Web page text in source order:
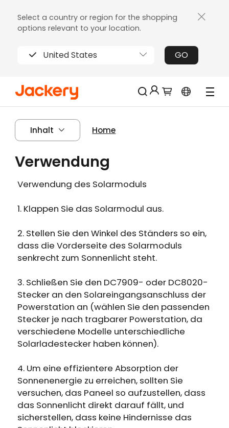
Select a country or region for the shopping
options relevant to your location.
United States GO
Limitierter!
Läuft auf Hochtouren!
Jackery-Mitgliedschaft für mehrere
Vorteile
Registrierung
über 2000€
Erhalten Sie regelmäßige Erinnerungen an
die Produktpflege
Erhalten Sie 15% Rabatt, sobald die
Garantie abgelaufen ist
Benutzerkonto erstellen
Inhalt Home
Verwendung
Verwendung des Solarmoduls
1. Klappen Sie das Solarmodul aus.
2. Stellen Sie den Winkel des Ständers so ein,
dass die Vorderseite des Solarmoduls
senkrecht zum Sonnenlicht steht.
3. Schließen Sie den DC7909- oder DC8020-
Stecker an den Solareingangsanschluss der
Powerstation an (wählen Sie den passenden
Stecker je nach tragbarer Powerstation, da
verschiedene Modelle unterschiedliche
Solarladestecker haben können).
4. Um eine effizientere Absorption der
Sonnenenergie zu erreichen, sollten Sie
versuchen, das Paneel so aufzustellen, dass
das Sonnenlicht direkt darauf fällt, und
sicherstellen, dass keine Hindernisse das